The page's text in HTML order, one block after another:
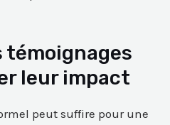
témoignages
leur impact
peut suffire pour une